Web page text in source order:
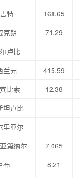
特
168.65
克朗
71.29
卢比
兰元
415.59
比索
12.38
坦卢比
里亚尔
第纳尔
7.065
布
8.21